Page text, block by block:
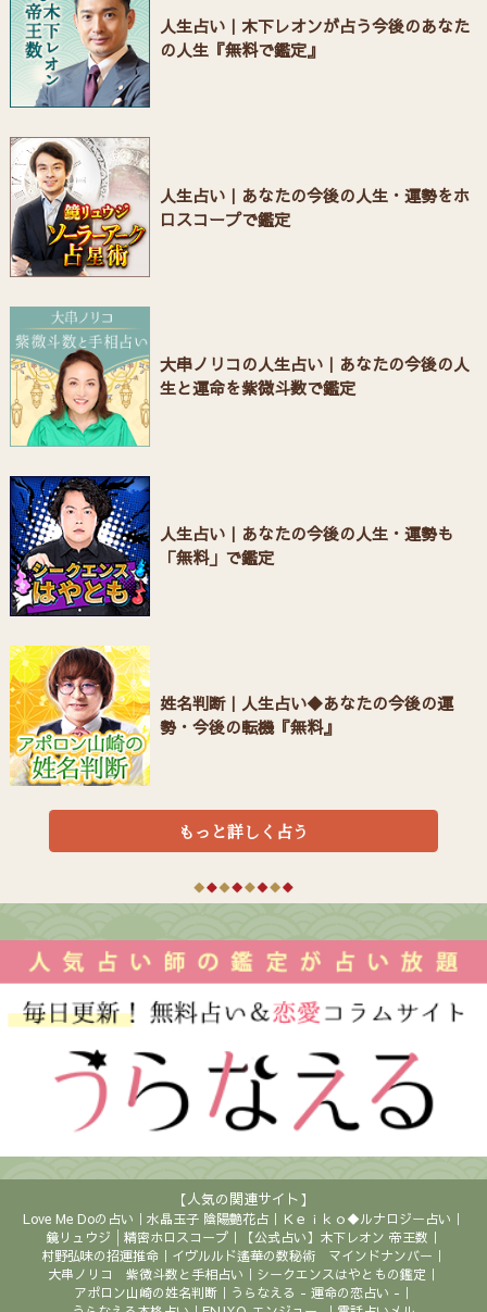
人生占い｜木下レオンが占う今後のあなた
の人生『無料で鑑定』
人生占い｜あなたの今後の人生・運勢をホ
ロスコープで鑑定
大串ノリコの人生占い｜あなたの今後の人
生と運命を紫微斗数で鑑定
人生占い｜あなたの今後の人生・運勢も
「無料」で鑑定
姓名判断｜人生占い◆あなたの今後の運
勢・今後の転機『無料』
もっと詳しく占う
【人気の関連サイト】
Love Me Doの占い 水晶玉子 陰陽艶花占
Ｋｅｉｋｏ◆ルナロジー占い
鏡リュウジ│精密ホロスコープ
【公式占い】木下レオン 帝王数
村野弘味の招運推命
イヴルルド遙華の数秘術 マインドナンバー
大串ノリコ 紫微斗数と手相占い
シークエンスはやともの鑑定
アポロン山崎の姓名判断
うらなえる - 運命の恋占い -